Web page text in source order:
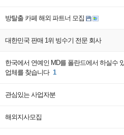
방탈출 카페 해외 파트너 모집
대한민국 판매 1위 빙수기 전문 회사
한국에서 연예인 MD를 폴란드에서 하실수
업체를 찾습니다 1
관심있는 사업자분
해외지사모집